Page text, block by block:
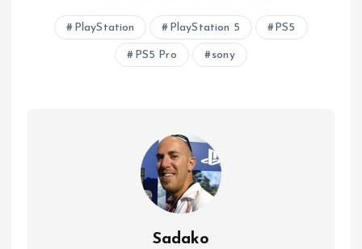
PlayStation PlayStation 5 PS5
PS5 Pro sony
Sadako